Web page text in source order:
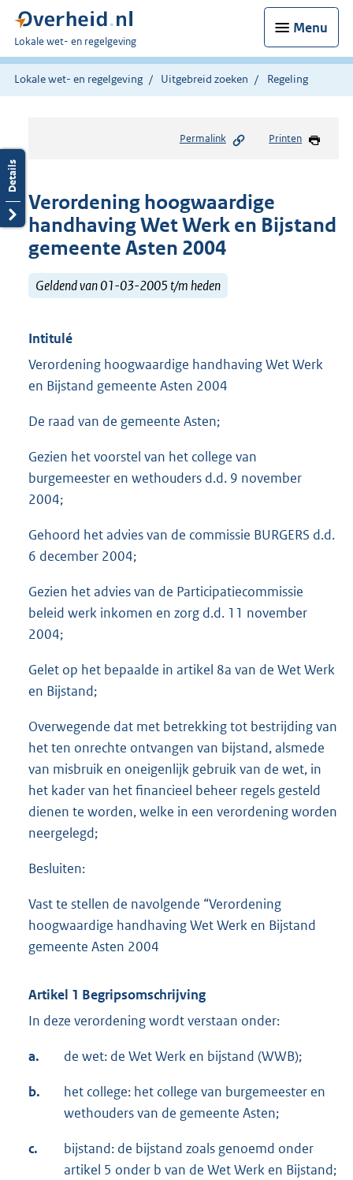
Menu
U
bent
hier:
Lokale wet- en regelgeving
Lokale wet- en regelgeving Uitgebreid zoeken Regeling
Permalink Printen
Verordening hoogwaardige
handhaving Wet Werk en Bijstand
gemeente Asten 2004
Geldend van 01-03-2005 t/m heden
Intitulé
Verordening hoogwaardige handhaving Wet Werk
en Bijstand gemeente Asten 2004
De raad van de gemeente Asten;
Gezien het voorstel van het college van
burgemeester en wethouders d.d. 9 november
2004;
Gehoord het advies van de commissie BURGERS d.d.
6 december 2004;
Gezien het advies van de Participatiecommissie
beleid werk inkomen en zorg d.d. 11 november
2004;
Gelet op het bepaalde in artikel 8a van de Wet Werk
en Bijstand;
Overwegende dat met betrekking tot bestrijding van
het ten onrechte ontvangen van bijstand, alsmede
van misbruik en oneigenlijk gebruik van de wet, in
het kader van het financieel beheer regels gesteld
dienen te worden, welke in een verordening worden
neergelegd;
Besluiten:
Vast te stellen de navolgende “Verordening
hoogwaardige handhaving Wet Werk en Bijstand
gemeente Asten 2004
Artikel 1 Begripsomschrijving
In deze verordening wordt verstaan onder:
a. de wet: de Wet Werk en bijstand (WWB);
b.
het college: het college van burgemeester en
wethouders van de gemeente Asten;
c.
bijstand: de bijstand zoals genoemd onder
artikel 5 onder b van de Wet Werk en Bijstand;